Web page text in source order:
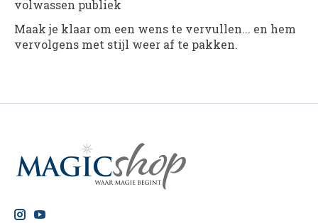
volwassen publiek
Maak je klaar om een wens te vervullen... en hem
vervolgens met stijl weer af te pakken.